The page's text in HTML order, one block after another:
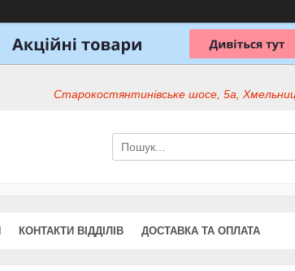
Старокостянтинівське шосе, 5а,
КОНТАКТИ ВІДДІЛІВ ДОСТАВКА ТА ОПЛАТА